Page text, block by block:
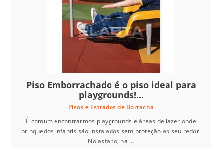
Piso Emborrachado é o piso ideal para
playgrounds!...
Pisos e Estrados de Borracha
É comum encontrarmos playgrounds e áreas de lazer onde
brinquedos infantis são instalados sem proteção ao seu redor.
No asfalto, na ...